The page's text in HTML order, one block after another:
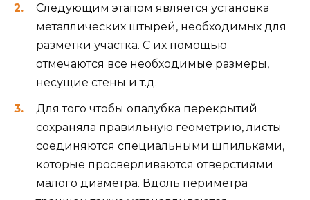
Следующим этапом является установка
металлических штырей, необходимых для
разметки участка. С их помощью
отмечаются все необходимые размеры,
несущие стены и т.д.
Для того чтобы опалубка перекрытий
сохраняла правильную геометрию, листы
соединяются специальными шпильками,
которые просверливаются отверстиями
малого диаметра. Вдоль периметра